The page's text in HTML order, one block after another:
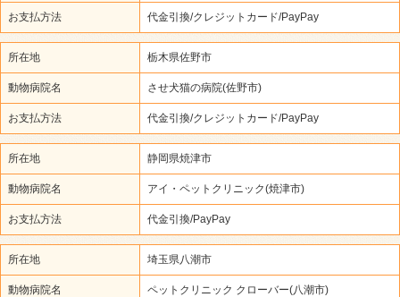
お支払方法 代金引換/クレジットカード/PayPay
所在地 栃木県佐野市
動物病院名 させ犬猫の病院(佐野市)
お支払方法 代金引換/クレジットカード/PayPay
所在地 静岡県焼津市
動物病院名 アイ・ペットクリニック(焼津市)
お支払方法 代金引換/PayPay
所在地 埼玉県八潮市
動物病院名 ペットクリニック クローバー(八潮市)